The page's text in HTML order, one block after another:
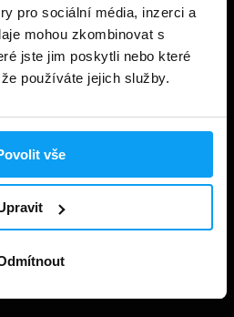
pro sociální média, inzerci a
mohou zkombinovat s
jste jim poskytli nebo které
používáte jejich služby.
vše